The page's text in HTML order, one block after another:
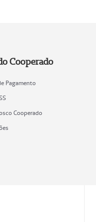
Cooperado
Pagamento
Cooperado